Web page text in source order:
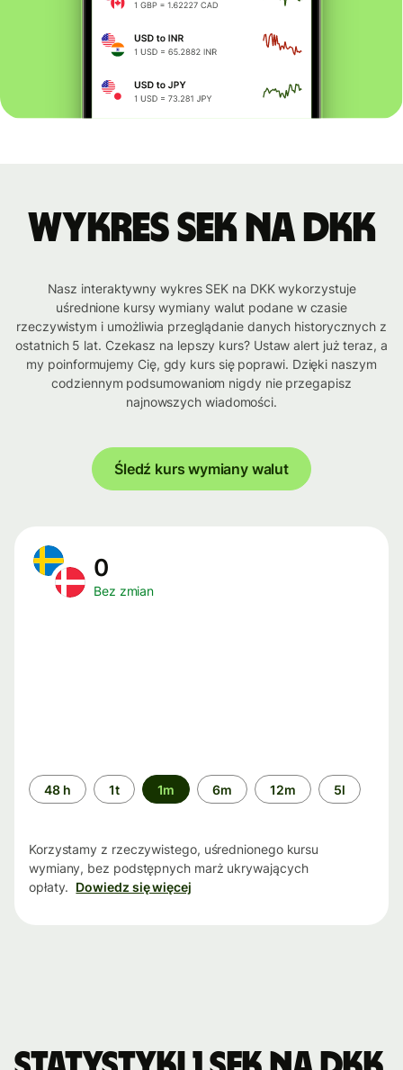
Wykres SEK na DKK
Nasz interaktywny wykres SEK na DKK wykorzystuje
uśrednione kursy wymiany walut podane w czasie
rzeczywistym i umożliwia przeglądanie danych historycznych z
ostatnich 5 lat. Czekasz na lepszy kurs? Ustaw alert już teraz, a
my poinformujemy Cię, gdy kurs się poprawi. Dzięki naszym
codziennym podsumowaniom nigdy nie przegapisz
najnowszych wiadomości.
Śledź kurs wymiany walut
0
Bez zmian
Przedział
czasu
48 h 1t 1m 6m 12m 5l
Korzystamy z rzeczywistego, uśrednionego kursu
wymiany, bez podstępnych marż ukrywających
opłaty. Dowiedz się więcej